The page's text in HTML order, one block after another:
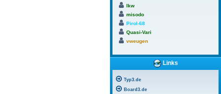
lkw
misodo
Pirol-68
Quasi-Vari
vweugen
Links
Typ3.de
Board3.de